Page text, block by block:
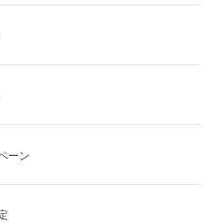
ーン